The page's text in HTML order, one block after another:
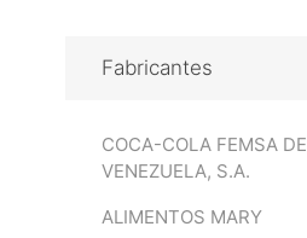
Fabricantes
COCA-COLA FEMSA DE
VENEZUELA, S.A.
ALIMENTOS MARY